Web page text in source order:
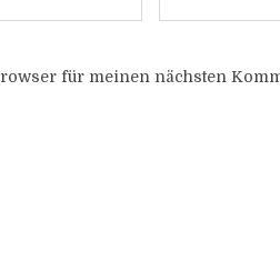
für meinen nächsten